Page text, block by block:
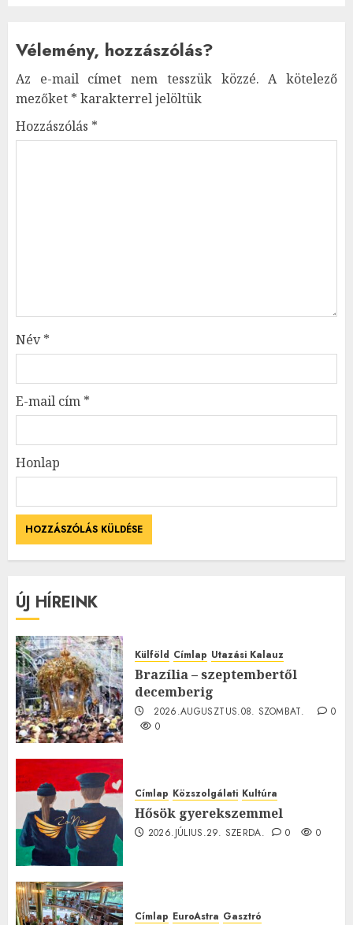
Vélemény, hozzászólás?
Az e-mail címet nem tesszük közzé. A kötelező
mezőket * karakterrel jelöltük
Hozzászólás *
Név*
E-mail cím *
Honlap
ÚJ HÍREINK
Külföld Címlap Utazási Kalauz
Brazília – szeptembertől
decemberig
2026.AUGUSZTUS.08. SZOMBAT.
0
0
Címlap Közszolgálati Kultúra
Hősök gyerekszemmel
2026.JÚLIUS.29. SZERDA. 0 0
Címlap EuroAstra Gasztró